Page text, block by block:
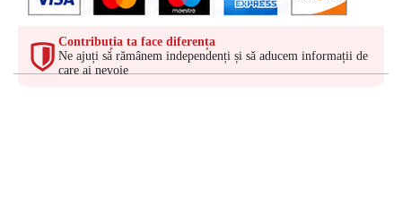
Contribuția ta face diferența
Ne ajuți să rămânem independenți și să aducem informații de
care ai nevoie